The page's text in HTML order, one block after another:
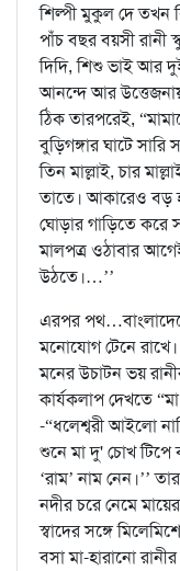
শিল্পী মুকুল দে তখন
পাঁচ বছর বয়সী রানী
দিদি, শিশু ভাই আর
আনন্দে আর
ঠিক তারপরেই,
বুড়িগঙ্গার ঘাটে
তিন মাল্লাই, চার
তাতে। আকারেও বড়
ঘোড়ার গাড়িতে করে
মালপত্র ওঠাবার
উঠতে।…’’
এরপর
মনোযোগ টেনে
মনের উচাটন ভয়
কার্যকলাপ দেখতে
-“ধলেশ্বরী আইলো
শুনে মা দু' চোখ টিপে
‘রাম’ নাম নেন।’’
নদীর চরে নেমে
স্বাদের সঙ্গে
বসা মা-হারানো